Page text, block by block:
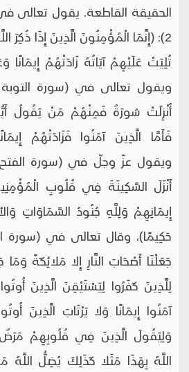
الحقيقة القاطعة. يقول تعالى في
2): (إِنَّمَا الْمُؤْمِنُونَ الَّذِينَ إِذَا ذُكِرَ
تُلِيَتْ عَلَيْهِمْ آيَاتُهُ زَادَتْهُمْ
أُنْزِلَتْ سُورَةٌ فَمِنْهُمْ مَنْ يَقُولُ
فَأَمَّا الَّذِينَ آمَنُوا فَزَادَتْهُمْ
أَنْزَلَ السَّكِينَةَ فِي قُلُوبِ الْمُؤْمِنِينَ
إِيمَانِهِمْ وَلِلَّهِ جُنُودُ السَّمَاوَاتِ
جَعَلْنَا أَصْحَابَ النَّارِ إِلا مَلائِكَةً
لِلَّذِينَ كَفَرُوا لِيَسْتَيْقِنَ الَّذِينَ
آمَنُوا إِيمَانًا وَلا يَرْتَابَ الَّذِينَ
وَلِيَقُولَ الَّذِينَ فِي قُلُوبِهِمْ مَرَضٌ
اللَّهُ بِهَذَا مَثَلا كَذَلِكَ يُضِلُّ